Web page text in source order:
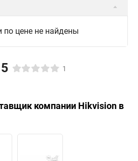
по цене не найдены
5 1
компании Hikvision в